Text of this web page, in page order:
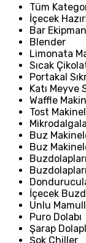
Tüm
İçecek
Bar
Blender
Limonata
Sıcak
Portakal
Katı Meyve
Waffle
Tost
Buz
Buz
Buzdolapları
Buzdolapları
İçecek
Unlu
Puro Dolabı
Şarap
Şok Chiller